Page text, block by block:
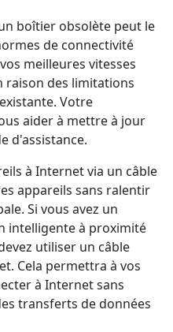
boîtier obsolète peut le
de connectivité
meilleures vitesses
raison des limitations
Votre
aider à mettre à jour
d'assistance.
à Internet via un câble
appareils sans ralentir
Si vous avez un
intelligente à proximité
utiliser un câble
Cela permettra à vos
à Internet sans
transferts de données